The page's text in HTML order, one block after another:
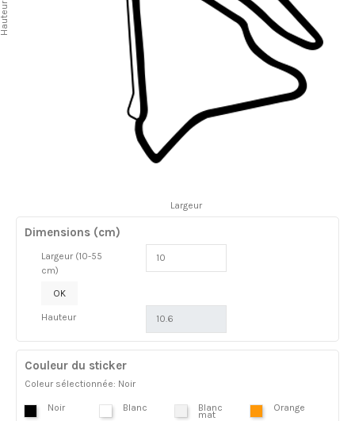
Largeur
Dimensions (cm)
Largeur (10-55
cm)
OK
Hauteur
Couleur du sticker
Coleur sélectionnée: Noir
Noir Blanc Blanc
mat
Orange